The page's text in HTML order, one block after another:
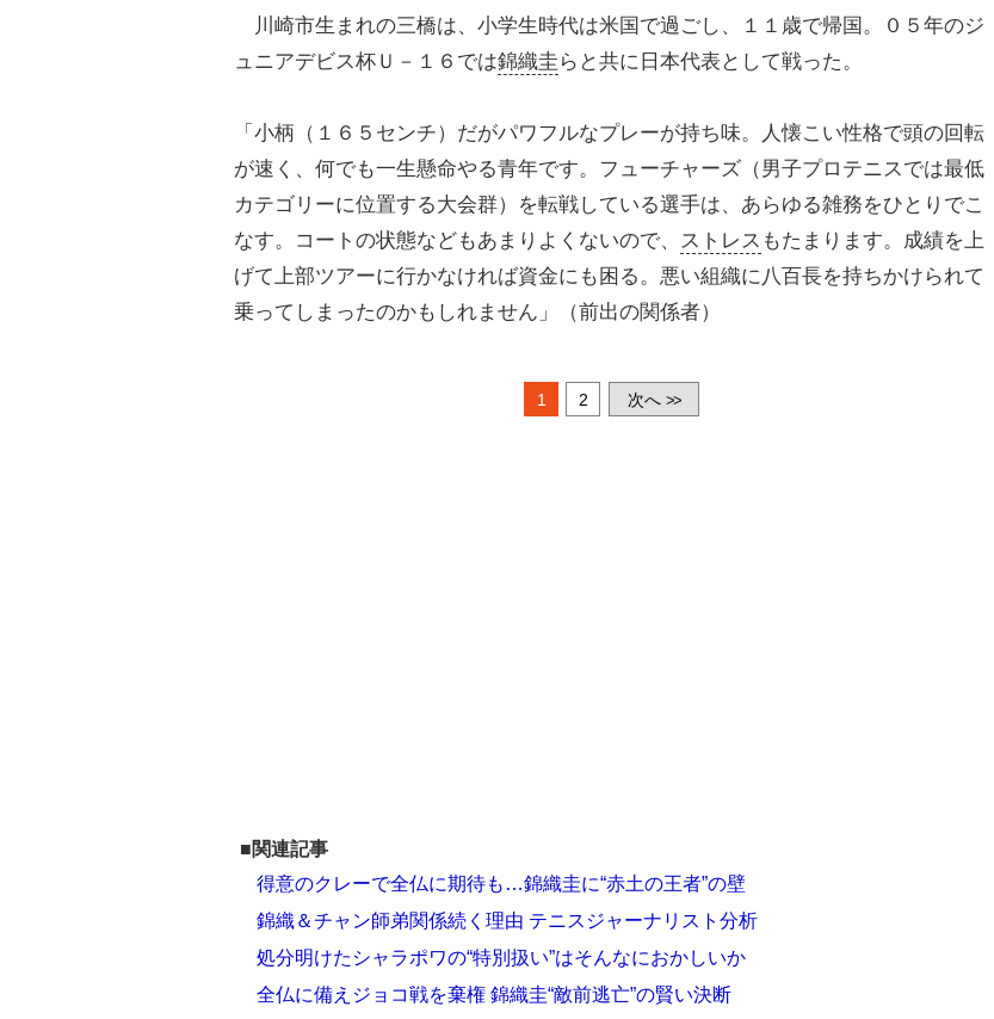
川崎市生まれの三橋は、小学生時代は米国で過ごし、１１歳で帰国。０５年のジ
ュニアデビス杯Ｕ－１６では錦織圭 らと共に日本代表として戦った。
「小柄（１６５センチ）だがパワフルなプレーが持ち味。人懐こい性格で頭の回転
が速く、何でも一生懸命やる青年です。フューチャーズ（男子プロテニスでは最低
カテゴリーに位置する大会群）を転戦している選手は、あらゆる雑務をひとりでこ
なす。コートの状態などもあまりよくないので、 ストレス もたまります。成績を上
げて上部ツアーに行かなければ資金にも困る。悪い組織に八百長を持ちかけられて
乗ってしまったのかもしれません」（前出の関係者）
1 2 次へ >>
■関連記事
得意のクレーで全仏に期待も…錦織圭に“赤土の王者”の壁
錦織＆チャン師弟関係続く理由 テニスジャーナリスト分析
処分明けたシャラポワの“特別扱い”はそんなにおかしいか
全仏に備えジョコ戦を棄権 錦織圭“敵前逃亡”の賢い決断